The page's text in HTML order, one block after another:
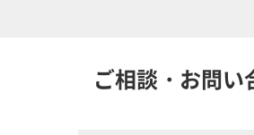
ご相談・お問い